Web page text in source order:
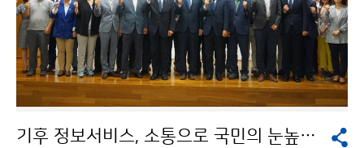
기후 정보서비스, 소통으로 국민의 눈높이에 맞춘다